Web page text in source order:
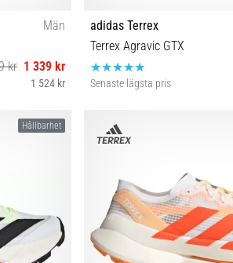
Män
kr 1 339 kr
1 524 kr
46⅔ 47⅓
adidas Terrex
Terrex Agravic GTX
Senaste lägsta pris
Hållbarhet